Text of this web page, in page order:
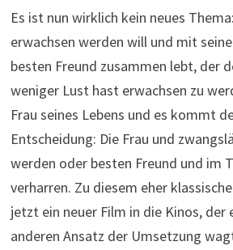
Es ist nun wirklich kein neues
erwachsen werden will und mit
besten Freund zusammen lebt, der
weniger Lust hast erwachsen zu
Frau seines Lebens und es kommt
Entscheidung: Die Frau und
werden oder besten Freund und im
verharren. Zu diesem eher
jetzt ein neuer Film in die Kinos, der
anderen Ansatz der Umsetzung